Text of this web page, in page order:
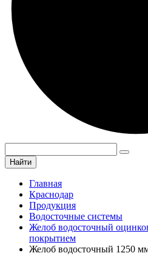
Найти
Главная
Краснодар
Продукция
Водосточные системы
Желоб водосточный
покрытием
Желоб водосточный 1250